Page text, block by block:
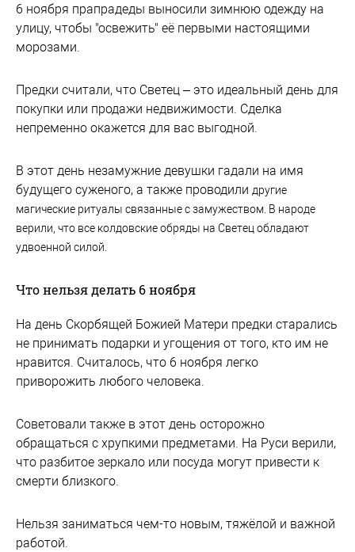
6 ноября прапрадеды выносили зимнюю одежду на
улицу, чтобы "освежить" её первыми настоящими
морозами.
Предки считали, что Светец – это идеальный день для
покупки или продажи недвижимости. Сделка
непременно окажется для вас выгодной.
В этот день незамужние девушки гадали на имя
будущего суженого, а также проводили другие
магические ритуалы связанные сзамужеством. В народе
верили, что все колдовские обряды на Светец обладают
удвоенной силой.
Что нельзя делать 6 ноября
На день Скорбящей Божией Матери предки старались
не принимать подарки и угощения от того, кто им не
нравится. Считалось, что 6 ноября легко
приворожить любого человека.
Советовали также в этот день осторожно
обращаться с хрупкими предметами. На Руси верили,
что разбитое зеркало или посуда могут привести к
смерти близкого.
Нельзя заниматься чем-то новым, тяжёлой и важной
работой.